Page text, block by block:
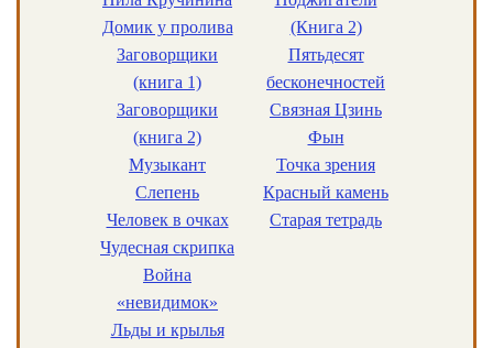
Домик у пролива
Заговорщики
(книга 1)
Заговорщики
(книга 2)
Музыкант
Слепень
Человек в очках
Чудесная скрипка
Война
«невидимок»
Льды и крылья
(Книга 2)
Пятьдесят
бесконечностей
Связная Цзинь
Фын
Точка зрения
Красный камень
Старая тетрадь